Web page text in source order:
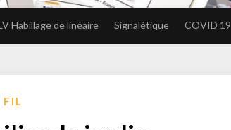
Habillage de linéaire Signalétique COVID 19
FIL